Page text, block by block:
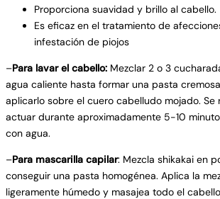
Proporciona suavidad y brillo al cabello.
Es eficaz en el tratamiento de
infestación de piojos
–Para lavar el cabello: Mezclar 2 o 3
agua caliente hasta formar una pasta
aplicarlo sobre el cuero cabelludo mojado. Se
actuar durante aproximadamente 5-10
con agua.
–Para mascarilla capilar: Mezcla shikakai en
conseguir una pasta homogénea. Aplica la
ligeramente húmedo y masajea todo el